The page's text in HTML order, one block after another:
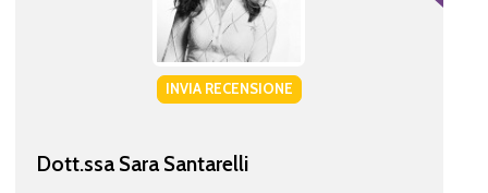
INVIA RECENSIONE
Dott.ssa Sara Santarelli